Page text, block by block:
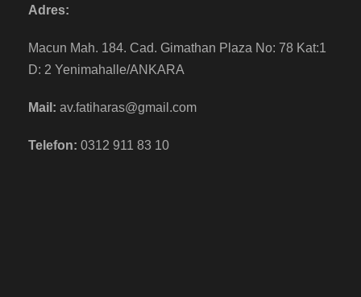
Adres:
Macun Mah. 184. Cad. Gimathan Plaza No: 78 Kat:1
D: 2 Yenimahalle/ANKARA
Mail: av.fatiharas@gmail.com
Telefon: 0312 911 83 10